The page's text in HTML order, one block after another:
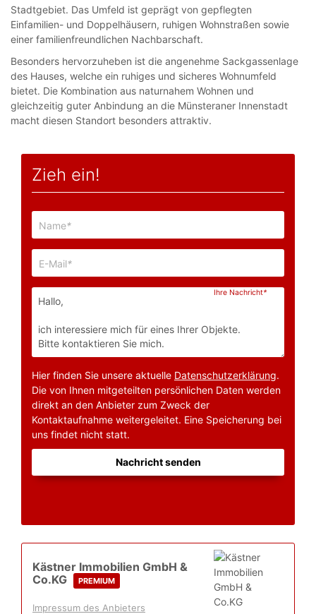
Stadtgebiet. Das Umfeld ist geprägt von gepflegten
Einfamilien- und Doppelhäusern, ruhigen Wohnstraßen sowie
einer familienfreundlichen Nachbarschaft.
Besonders hervorzuheben ist die angenehme Sackgassenlage
des Hauses, welche ein ruhiges und sicheres Wohnumfeld
bietet. Die Kombination aus naturnahem Wohnen und
gleichzeitig guter Anbindung an die Münsteraner Innenstadt
macht diesen Standort besonders attraktiv.
Zieh ein!
Name*
E-Mail*
Ihre Nachricht*
Hier finden Sie unsere aktuelle Datenschutzerklärung.
Die von Ihnen mitgeteilten persönlichen Daten werden
direkt an den Anbieter zum Zweck der
Kontaktaufnahme weitergeleitet. Eine Speicherung bei
uns findet nicht statt.
Nachricht senden
Kästner Immobilien GmbH &
Co.KG
PREMIUM
Impressum des Anbieters